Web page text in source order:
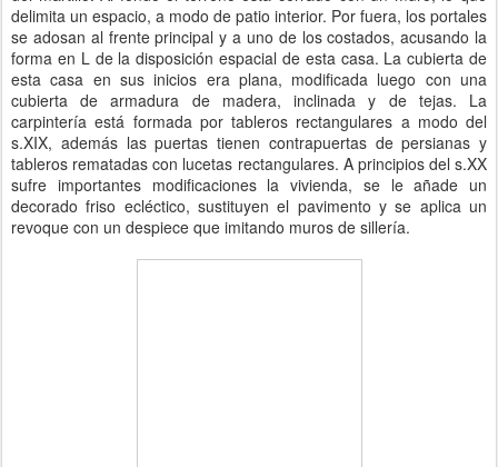
delimita un espacio, a modo de patio interior. Por fuera, los portales
se adosan al frente principal y a uno de los costados, acusando la
forma en L de la disposición espacial de esta casa. La cubierta de
esta casa en sus inicios era plana, modificada luego con una
cubierta de armadura de madera, inclinada y de tejas. La
carpintería está formada por tableros rectangulares a modo del
s.XIX, además las puertas tienen contrapuertas de persianas y
tableros rematadas con lucetas rectangulares. A principios del s.XX
sufre importantes modificaciones la vivienda, se le añade un
decorado friso ecléctico, sustituyen el pavimento y se aplica un
revoque con un despiece que imitando muros de sillería.